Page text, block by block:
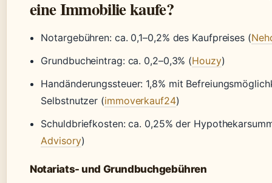
eine Immobilie kaufe?
Notargebühren: ca. 0,1–0,2% des Kaufpreises (
Grundbucheintrag: ca. 0,2–0,3% (Houzy)
Handänderungssteuer: 1,8% mit
Selbstnutzer (immoverkauf24)
Schuldbriefkosten: ca. 0,25% der
Advisory)
Notariats- und Grundbuchgebühren